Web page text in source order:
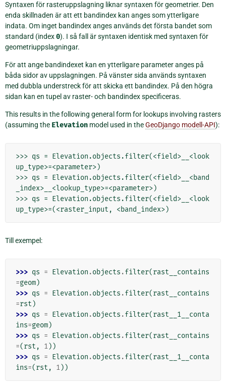
Syntaxen för rasteruppslagning liknar syntaxen för geometrier. Den
enda skillnaden är att ett bandindex kan anges som ytterligare
indata. Om inget bandindex anges används det första bandet som
standard (index0). I så fall är syntaxen identisk med syntaxen för
geometriuppslagningar.
För att ange bandindexet kan en ytterligare parameter anges på
båda sidor av uppslagningen. På vänster sida används syntaxen
med dubbla understreck för att skicka ett bandindex. På den högra
sidan kan en tupel av raster- och bandindex specificeras.
This results in the following general form for lookups involving rasters
(assuming the Elevation model used in theGeoDjango modell-API):
>>> qs = Elevation.objects.filter(<field>__<look
up_type>=<parameter>)
>>> qs = Elevation.objects.filter(<field>__<band
_index>__<lookup_type>=<parameter>)
>>> qs = Elevation.objects.filter(<field>__<look
Till exempel:
>>> qs = Elevation .objects .filter(rast__contains
=geom)
>>> qs = Elevation .objects .filter(rast__contains
=rst )
>>> qs = Elevation .objects .filter(rast__1__conta
ins=geom)
>>> qs = Elevation .objects .filter(rast__contains
=(rst , 1))
>>> qs = Elevation .objects .filter(rast__1__conta
ins=(rst , 1))